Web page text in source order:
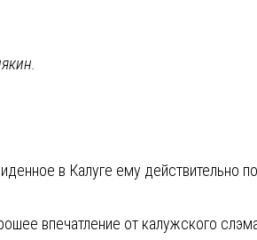
в Калуге ему действительно
впечатление от калужского